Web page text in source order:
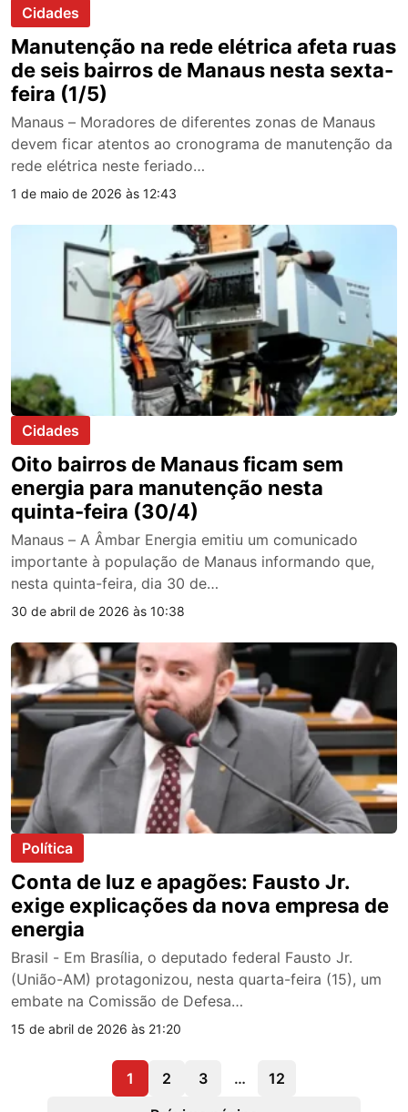
Cidades
Manutenção na rede elétrica afeta ruas
de seis bairros de Manaus nesta sexta-
feira (1/5)
Manaus – Moradores de diferentes zonas de Manaus
devem ficar atentos ao cronograma de manutenção da
rede elétrica neste feriado…
1 de maio de 2026 às 12:43
Cidades
Oito bairros de Manaus ficam sem
energia para manutenção nesta
quinta-feira (30/4)
Manaus – A Âmbar Energia emitiu um comunicado
importante à população de Manaus informando que,
nesta quinta-feira, dia 30 de…
30 de abril de 2026 às 10:38
Política
Conta de luz e apagões: Fausto Jr.
exige explicações da nova empresa de
energia
Brasil - Em Brasília, o deputado federal Fausto Jr.
(União-AM) protagonizou, nesta quarta-feira (15), um
embate na Comissão de Defesa…
15 de abril de 2026 às 21:20
1 2 3 …
12